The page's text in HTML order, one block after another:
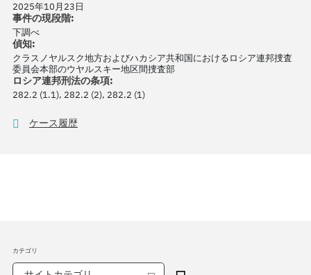
2025年10月23日
事件の現段階:
下調べ
偵知:
クラスノヤルスク地方およびハカシア共和国におけるロシア連邦捜査
委員会本部のウヤルスキー地区間捜査部
ロシア連邦刑法の条項:
282.2 (1.1), 282.2 (2), 282.2 (1)
ケース履歴
カテゴリ